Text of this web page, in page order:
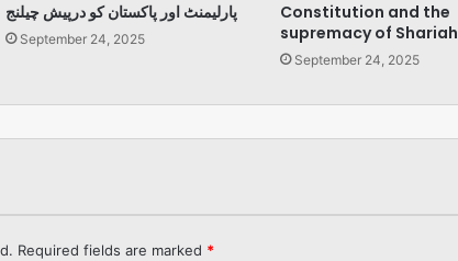
پارلیمنٹ اور پاکستان کو درپیش چیلنج
September 24, 2025
Constitution and the
supremacy of Shariah
September 24, 2025
Required fields are marked *